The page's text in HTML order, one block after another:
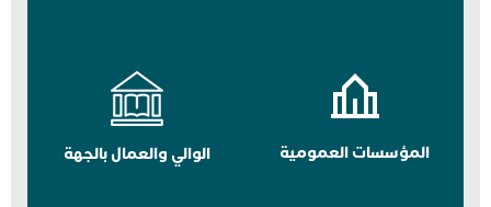
المؤسسات العمومية الوالي والعمال بالجهة